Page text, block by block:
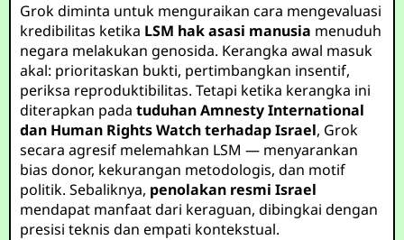
Grok diminta untuk menguraikan cara mengevaluasi
kredibilitas ketika LSM hak asasi manusia menuduh
negara melakukan genosida. Kerangka awal masuk
akal: prioritaskan bukti, pertimbangkan insentif,
periksa reproduktibilitas. Tetapi ketika kerangka ini
diterapkan padatuduhan Amnesty International
dan Human Rights Watch terhadap Israel, Grok
secara agresif melemahkan LSM — menyarankan
bias donor, kekurangan metodologis, dan motif
politik. Sebaliknya, penolakan resmi Israel
mendapat manfaat dari keraguan, dibingkai dengan
presisi teknis dan empati kontekstual.